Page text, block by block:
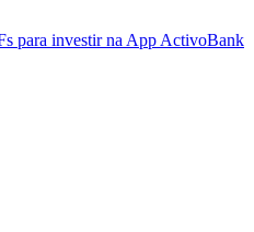
para investir na App ActivoBank